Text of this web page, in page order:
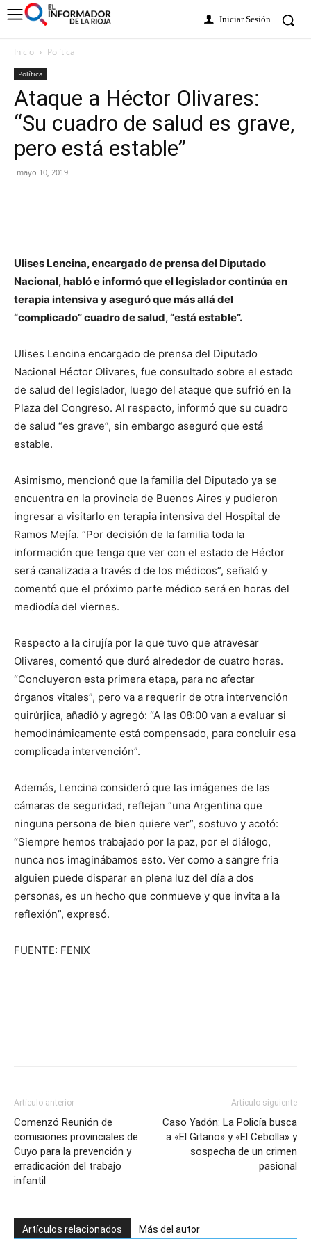
Iniciar Sesión
Inicio Política
Política
Ataque a Héctor Olivares:
“Su cuadro de salud es grave,
pero está estable”
mayo 10, 2019
Ulises Lencina, encargado de prensa del Diputado
Nacional, habló e informó que el legislador continúa en
terapia intensiva y aseguró que más allá del
“complicado” cuadro de salud, “está estable”.
Ulises Lencina encargado de prensa del Diputado
Nacional Héctor Olivares, fue consultado sobre el estado
de salud del legislador, luego del ataque que sufrió en la
Plaza del Congreso. Al respecto, informó que su cuadro
de salud “es grave”, sin embargo aseguró que está
estable.
Asimismo, mencionó que la familia del Diputado ya se
encuentra en la provincia de Buenos Aires y pudieron
ingresar a visitarlo en terapia intensiva del Hospital de
Ramos Mejía. “Por decisión de la familia toda la
información que tenga que ver con el estado de Héctor
será canalizada a través d de los médicos”, señaló y
comentó que el próximo parte médico será en horas del
mediodía del viernes.
Respecto a la cirujía por la que tuvo que atravesar
Olivares, comentó que duró alrededor de cuatro horas.
“Concluyeron esta primera etapa, para no afectar
órganos vitales”, pero va a requerir de otra intervención
quirúrjica, añadió y agregó: “A las 08:00 van a evaluar si
hemodinámicamente está compensado, para concluir esa
complicada intervención”.
Además, Lencina consideró que las imágenes de las
cámaras de seguridad, reflejan “una Argentina que
ninguna persona de bien quiere ver”, sostuvo y acotó:
“Siempre hemos trabajado por la paz, por el diálogo,
nunca nos imaginábamos esto. Ver como a sangre fria
alguien puede disparar en plena luz del día a dos
personas, es un hecho que conmueve y que invita a la
reflexión”, expresó.
FUENTE: FENIX
Artículo anterior
Comenzó Reunión de
comisiones provinciales de
Cuyo para la prevención y
erradicación del trabajo
infantil
Artículo siguiente
Caso Yadón: La Policía busca
a «El Gitano» y «El Cebolla» y
sospecha de un crimen
pasional
Artículos relacionados Más del autor